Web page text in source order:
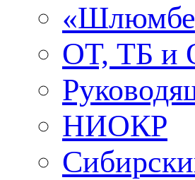
ОТ, ТБ и
НИОКР